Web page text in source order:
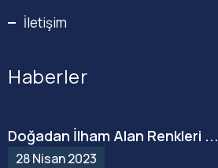
İletişim
Haberler
Doğadan İlham Alan Renkleri ...
28 Nisan 2023